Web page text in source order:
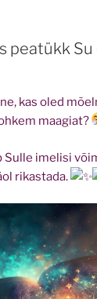
peatükk
kas oled
maagiat?
Sulle imelisi
rikastada.